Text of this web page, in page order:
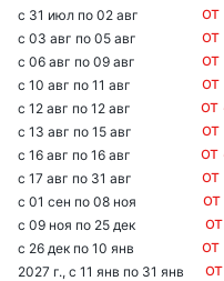
журнальный, стулья,
принадлежности, фен,
с 31 июл по 02 авг
с 03 авг по 05 авг
с 06 авг по 09 авг
с 10 авг по 11 авг
с 12 авг по 12 авг
с 13 авг по 15 авг
с 16 авг по 16 авг
с 17 авг по 31 авг
с 01 сен по 08 ноя
с 09 ноя по 25 дек
с 26 дек по 10 янв
2027 г., с 11 янв по 31 янв